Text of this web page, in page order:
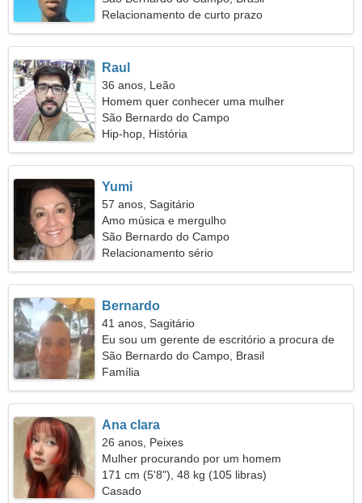
Relacionamento de curto prazo
Raul
36 anos, Leão
Homem quer conhecer uma mulher
São Bernardo do Campo
Hip-hop, História
Yumi
57 anos, Sagitário
Amo música e mergulho
São Bernardo do Campo
Relacionamento sério
Bernardo
41 anos, Sagitário
Eu sou um gerente de escritório a procura de
uma mulher maravilhosa
São Bernardo do Campo, Brasil
Família
Ana clara
26 anos, Peixes
Mulher procurando por um homem
171 cm (5'8"), 48 kg (105 libras)
Casado